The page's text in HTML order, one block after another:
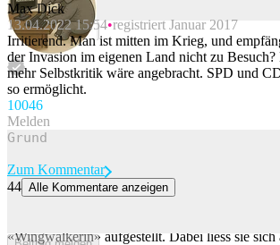
Beitrag melden
Max Dick
13.04.2022 15:54 registriert Januar 2017
Irritierend. Man ist mitten im Krieg, und
der Invasion im eigenen Land nicht zu
mehr Selbstkritik wäre angebracht. SPD und
so ermöglicht.
10046
Melden
Zum Kommentar
44 Alle Kommentare anzeigen
«Wingwalkerin» aufgestellt. Dabei liess sie sich